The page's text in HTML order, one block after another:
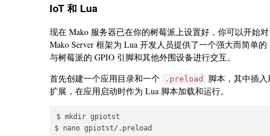
IoT 和 Lua
现在 Mako 服务器已在你的树莓派上设置好，你可以开始
Mako Server 框架为 Lua 开发人员提供了一个强大而简单
与树莓派的 GPIO 引脚和其他外围设备进行交互。
首先创建一个应用目录和一个
.preload 脚本，其中插入
扩展，在应用启动时作为 Lua 脚本加载和运行。
$ mkdir gpiotst